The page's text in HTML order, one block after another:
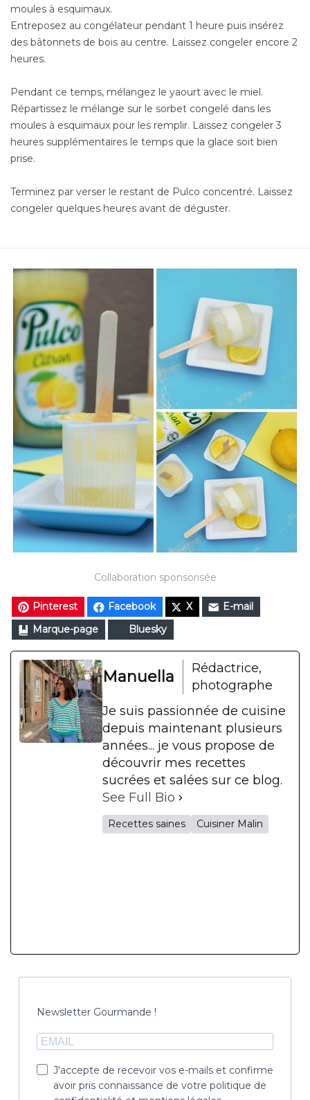
moules à esquimaux.
Entreposez au congélateur pendant 1 heure puis insérez
des bâtonnets de bois au centre. Laissez congeler encore 2
heures.
Pendant ce temps, mélangez le yaourt avec le miel.
Répartissez le mélange sur le sorbet congelé dans les
moules à esquimaux pour les remplir. Laissez congeler 3
heures supplémentaires le temps que la glace soit bien
prise.
Terminez par verser le restant de Pulco concentré. Laissez
congeler quelques heures avant de déguster.
Collaboration sponsorisée
Pinterest Facebook X
E-mail
Marque-page
Bluesky
Manuella
Rédactrice,
photographe
Je suis passionnée de cuisine
depuis maintenant plusieurs
années... je vous propose de
découvrir mes recettes
sucrées et salées sur ce blog.
See Full Bio
Recettes saines Cuisiner Malin
Newsletter Gourmande !
J'accepte de recevoir vos e-mails et confirme
avoir pris connaissance de votre politique de